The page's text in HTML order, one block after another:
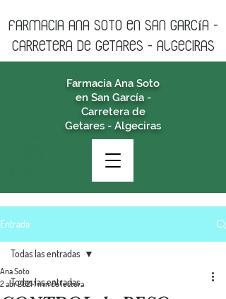
Farmacia Ana Soto
en San García -
Carretera de
Getares - Algeciras
farmacia ANA SOTO en san garcía -
CARRETERA DE GETARES - algeciras
Entrada
Todas las entradas
Todas las entradas
Ana Soto
2 abr 20211 min de lectura